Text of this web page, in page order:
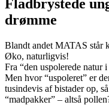
Fladbrystede
drømme
Blandt andet MATAS står
Øko, naturligvis!
Fra “den uspolerede natur
Men hvor “uspoleret” er
tusindevis af bistader op,
“madpakker” – altså